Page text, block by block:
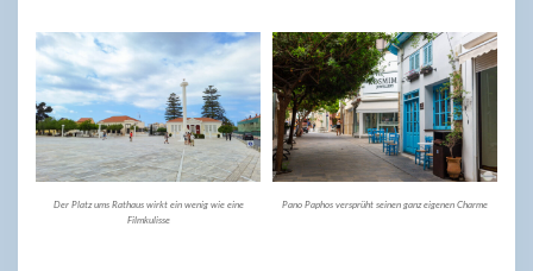
Der Platz ums Rathaus wirkt ein wenig wie eine
Filmkulisse
Pano Paphos versprüht seinen ganz eigenen Charme